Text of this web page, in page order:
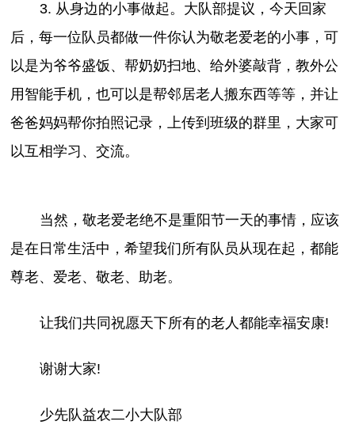
3. 从身边的小事做起。大队部提议，今天回家
后，每一位队员都做一件你认为敬老爱老的小事，可
以是为爷爷盛饭、帮奶奶扫地、给外婆敲背，教外公
用智能手机，也可以是帮邻居老人搬东西等等，并让
爸爸妈妈帮你拍照记录，上传到班级的群里，大家可
以互相学习、交流。
当然，敬老爱老绝不是重阳节一天的事情，应该
是在日常生活中，希望我们所有队员从现在起，都能
尊老、爱老、敬老、助老。
让我们共同祝愿天下所有的老人都能幸福安康!
谢谢大家!
少先队益农二小大队部